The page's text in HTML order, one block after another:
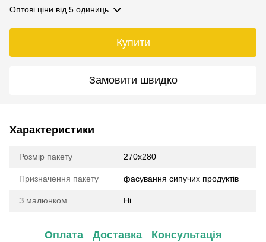
Оптові ціни від 5 одиниць
Купити
Замовити швидко
Характеристики
Розмір пакету 270х280
Призначення пакету фасування сипучих продуктів
З малюнком Ні
Оплата Доставка Консультація